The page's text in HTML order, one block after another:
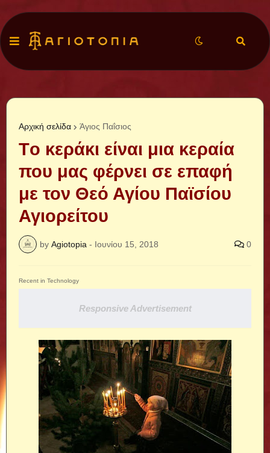
Αρχική σελίδα Άγιος Παΐσιος
Τo κεράκι είναι μια κεραία
που μας φέρνει σε επαφή
με τον Θεό Αγίου Παϊσίου
Αγιορείτου
by Agiotopia - Ιουνίου 15, 2018 0
Recent in Technology
Responsive Advertisement